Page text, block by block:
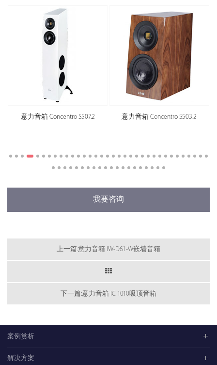
意力音箱 Concentro S507.2 意力音箱 Concentro S503.2
我要咨询
上一篇:意力音箱 IW-D61-W嵌墙音箱
下一篇:意力音箱 IC 1010吸顶音箱
案例赏析
解决方案